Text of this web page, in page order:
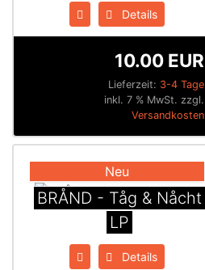
Details
Lieferzeit: 3-4 Tage
10.00 EUR
inkl. 7 % MwSt. zzgl.
Versandkosten
Neu
BRÅND - Tåg & Nåcht
LP
Details